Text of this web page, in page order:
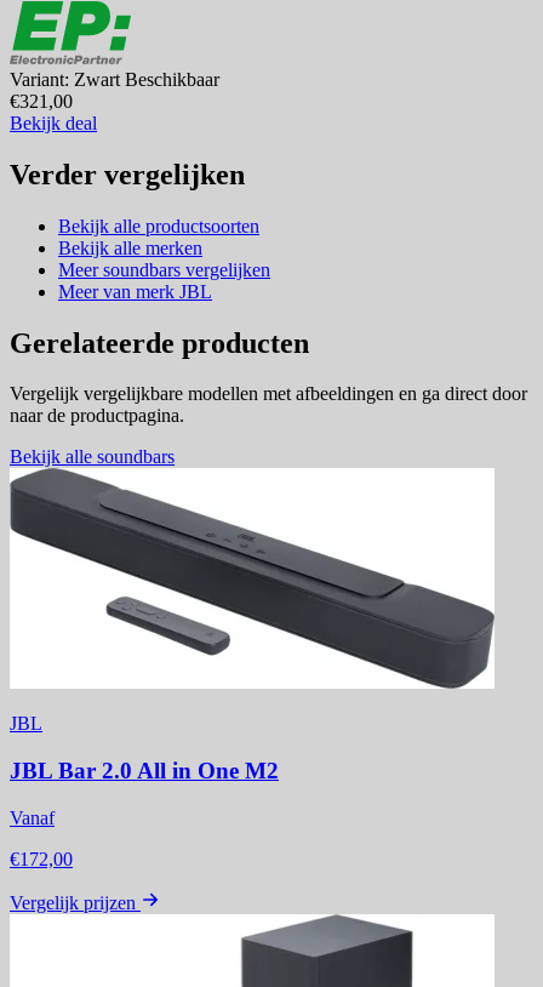
Variant: Zwart Beschikbaar
€321,00
Bekijk deal
Verder vergelijken
Bekijk alle productsoorten
Bekijk alle merken
Meer soundbars vergelijken
Meer van merk JBL
Gerelateerde producten
Vergelijk vergelijkbare modellen met afbeeldingen en ga direct door
naar de productpagina.
Bekijk alle soundbars
JBL
JBL Bar 2.0 All in One M2
Vanaf
€172,00
Vergelijk prijzen